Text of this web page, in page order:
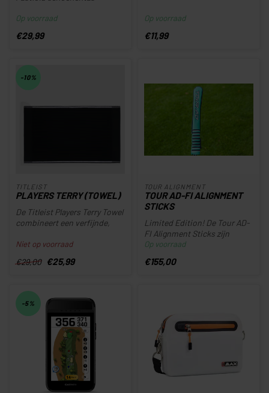
Op voorraad
€29,99
Op voorraad
€11,99
-10%
TITLEIST
PLAYERS TERRY (TOWEL)
De Titleist Players Terry Towel
combineert een verfijnde,
Niet op voorraad
€29,00 €25,99
TOUR ALIGNMENT
TOUR AD-FI ALIGNMENT
STICKS
Limited Edition! De Tour AD-
FI Alignment Sticks zijn
hoogwaardige
Op voorraad
€155,00
-5%